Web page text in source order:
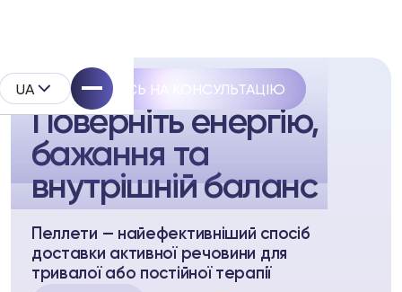
UA ЗАПИСАТИСЬ НА КОНСУЛЬТАЦІЮ
Пеллетотерапія від Biopell
Поверніть енергію,
бажання та
внутрішній баланс
Пеллети — найефективніший спосіб
доставки активної речовини для
тривалої або постійної терапії